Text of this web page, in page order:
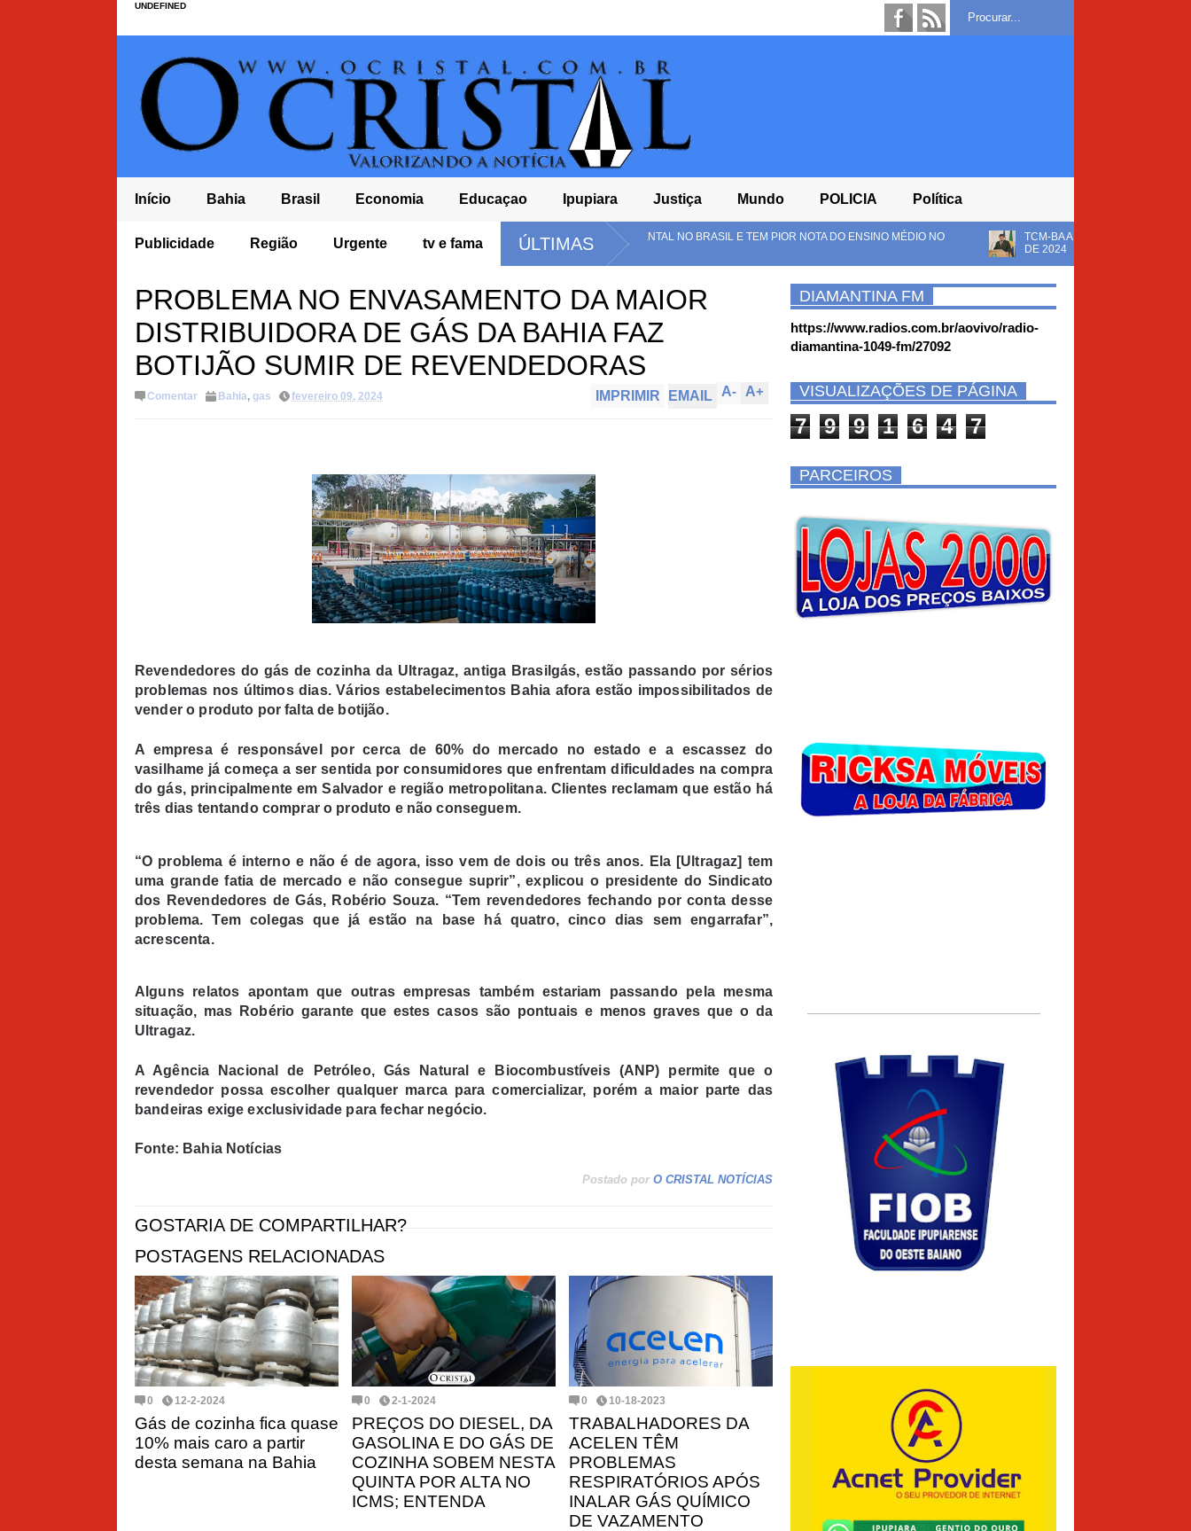
UNDEFINED
Início Bahia Brasil Economia Educaçao Ipupiara Justiça Mundo POLICIA Política
Publicidade Região Urgente tv e fama ÚLTIMAS
IDEB BAHIA FICA EM ÚLTIMO LUGAR NOS ANOS FINAIS DO ENSINO FUNDAMENTAL NO BRASIL E TEM PIOR NOTA DO ENSINO MÉDIO NO
NORDESTE
TCM-BA APROVA SEM RESSALVAS AS CONTAS DA
PROBLEMA NO ENVASAMENTO DA MAIOR
DISTRIBUIDORA DE GÁS DA BAHIA FAZ
BOTIJÃO SUMIR DE REVENDEDORAS
Comentar Bahia, gas fevereiro 09, 2024 A+
A-
IMPRIMIR EMAIL
Revendedores do gás de cozinha da Ultragaz, antiga Brasilgás, estão passando por sérios
problemas nos últimos dias. Vários estabelecimentos Bahia afora estão impossibilitados de
vender o produto por falta de botijão.
A empresa é responsável por cerca de 60% do mercado no estado e a escassez do
vasilhame já começa a ser sentida por consumidores que enfrentam dificuldades na compra
do gás, principalmente em Salvador e região metropolitana. Clientes reclamam que estão há
três dias tentando comprar o produto e não conseguem.
“O problema é interno e não é de agora, isso vem de dois ou três anos. Ela [Ultragaz] tem
uma grande fatia de mercado e não consegue suprir”, explicou o presidente do Sindicato
dos Revendedores de Gás, Robério Souza. “Tem revendedores fechando por conta desse
problema. Tem colegas que já estão na base há quatro, cinco dias sem engarrafar”,
acrescenta.
Alguns relatos apontam que outras empresas também estariam passando pela mesma
situação, mas Robério garante que estes casos são pontuais e menos graves que o da
Ultragaz.
A Agência Nacional de Petróleo, Gás Natural e Biocombustíveis (ANP) permite que o
revendedor possa escolher qualquer marca para comercializar, porém a maior parte das
bandeiras exige exclusividade para fechar negócio.
Fonte: Bahia Notícias
Postado por O CRISTAL NOTÍCIAS
GOSTARIA DE COMPARTILHAR?
POSTAGENS RELACIONADAS
0 12-2-2024
Gás de cozinha fica quase
10% mais caro a partir
desta semana na Bahia
0 2-1-2024
PREÇOS DO DIESEL, DA
GASOLINA E DO GÁS DE
COZINHA SOBEM NESTA
QUINTA POR ALTA NO
ICMS; ENTENDA
0 10-18-2023
TRABALHADORES DA
ACELEN TÊM
PROBLEMAS
RESPIRATÓRIOS APÓS
INALAR GÁS QUÍMICO
DE VAZAMENTO
DIAMANTINA FM
https://www.radios.com.br/aovivo/radio-
diamantina-1049-fm/27092
VISUALIZAÇÕES DE PÁGINA
7 9 9 1 6 4 7
PARCEIROS